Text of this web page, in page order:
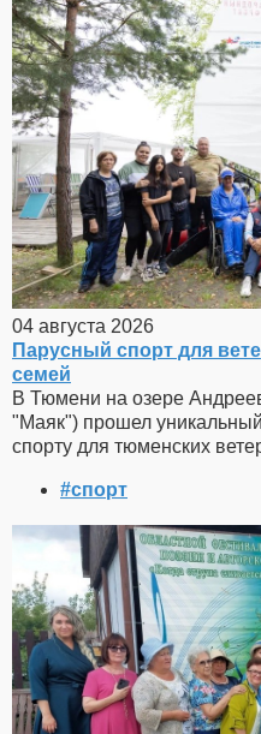
04 августа 2026
Парусный спорт для
семей
В Тюмени на озере
"Маяк") прошел
спорту для тюменских
#спорт